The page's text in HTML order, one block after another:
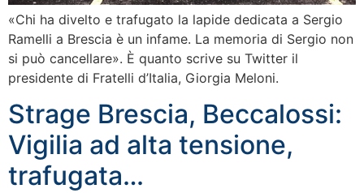
«Chi ha divelto e trafugato la lapide dedicata a Sergio
Ramelli a Brescia è un infame. La memoria di Sergio non
si può cancellare». È quanto scrive su Twitter il
presidente di Fratelli d’Italia, Giorgia Meloni.
Strage Brescia, Beccalossi:
Vigilia ad alta tensione,
trafugata…